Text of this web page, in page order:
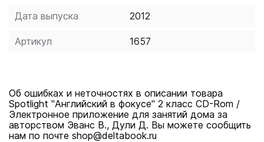
Дата выпуска 2012
Артикул 1657
Об ошибках и неточностях в описании товара
Spotlight "Английский в фокусе" 2 класс CD-Rom /
Электронное приложение для занятий дома за
авторством Эванс В., Дули Д. Вы можете сообщить
нам по почте shop@deltabook.ru